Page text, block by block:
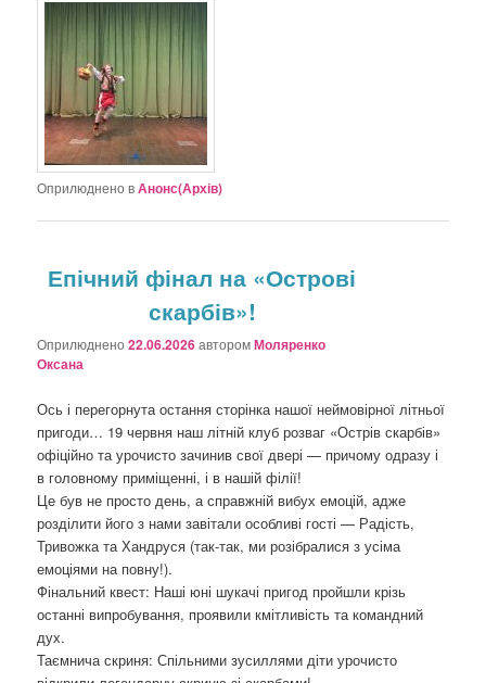
Оприлюднено вАнонс(Архів)
Епічний фінал на «Острові
скарбів»!
Оприлюднено22.06.2026авторомМоляренко
Оксана
Ось і перегорнута остання сторінка нашої неймовірної літньої
пригоди… 19 червня наш літній клуб розваг «Острів скарбів»
офіційно та урочисто зачинив свої двері — причому одразу і
в головному приміщенні, і в нашій філії!
Це був не просто день, а справжній вибух емоцій, адже
розділити його з нами завітали особливі гості — Радість,
Тривожка та Хандруся (так-так, ми розібралися з усіма
емоціями на повну!).
Фінальний квест: Наші юні шукачі пригод пройшли крізь
останні випробування, проявили кмітливість та командний
дух.
Таємнича скриня: Спільними зусиллями діти урочисто